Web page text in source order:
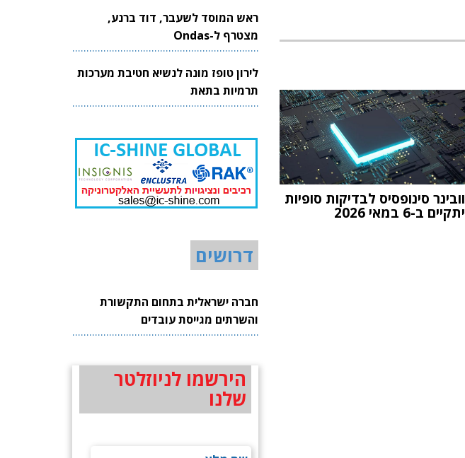
וובינר סינופסיס לבדיקות סופיות
יתקיים ב-6 במאי 2026
ראש המוסד לשעבר, דוד ברנע,
מצטרף ל-Ondas
לירון טופז מונה לנשיא חטיבת מערכות
תרמיות בתאת
דרושים
חברה ישראלית בתחום התקשורת
והשרתים מגייסת עובדים
הירשמו לניוזלטר
שלנו